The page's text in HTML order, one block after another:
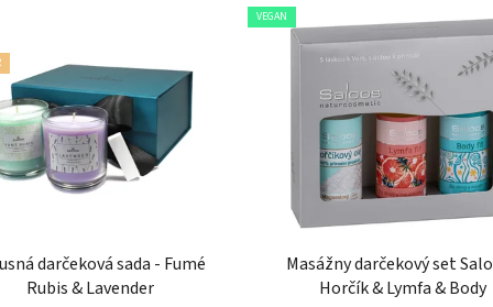
darčeková sada - Fumé
Rubis & Lavender
VEGAN
Masážny darčekový set
Horčík & Lymfa & Body